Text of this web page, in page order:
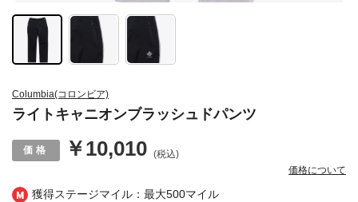
獲得ステージマイル：最大500マイル
Columbia(コロンビア)
ライトキャニオンブラッシュドパンツ
￥10,010 (税込)
価格について